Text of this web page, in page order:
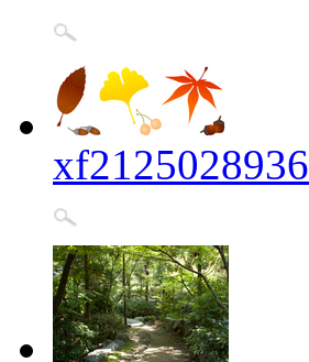
xf2125028936